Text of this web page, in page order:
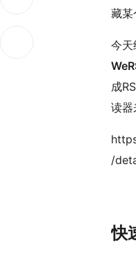
藏某
今
成
读器
/
快